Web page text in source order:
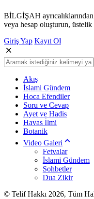
BİLGİŞAH
veya hesap oluşturun,
Giriş Yap Kayıt Ol
Akış
İslami Gündem
Hoca Efendiler
Soru ve Cevap
Ayet ve Hadis
Havas İlmi
Botanik
Video Galeri
Fetvalar
İslami Gündem
Sohbetler
Dua Zikir
© Telif Hakkı 2026, Tüm